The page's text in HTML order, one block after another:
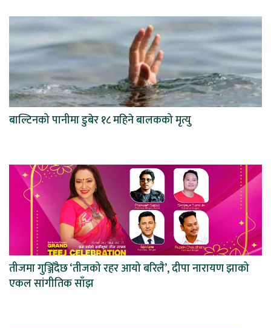
बाल्टिनको पानीमा डुबेर १८ महिने बालकको मृत्यु
तीजमा गुञ्जिँदैछ ‘तीजको रहर आयो बरिलै’, दीपा नारायण झाको
एकल सांगीतिक साँझ